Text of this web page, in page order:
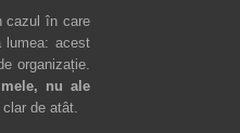
cazul în care
lumea: acest
organizație.
nu ale
de atât.